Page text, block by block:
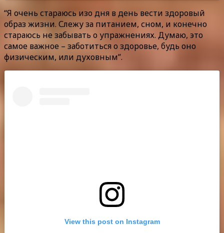
“Я очень стараюсь изо дня в день вести здоровый
образ жизни. Слежу за питанием, сном, и конечно
стараюсь не забывать о упражнениях. Думаю, это
самое важное – заботиться о здоровье, будь оно
физическим, или духовным”.
View this post on Instagram